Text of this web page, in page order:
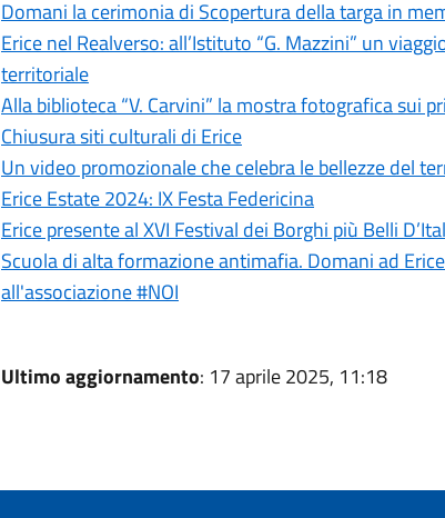
Domani la cerimonia di Scopertura della targa in
Erice nel Realverso: all’Istituto “G. Mazzini” un
territoriale
Alla biblioteca “V. Carvini” la mostra fotografica sui
Chiusura siti culturali di Erice
Un video promozionale che celebra le bellezze del
Erice Estate 2024: IX Festa Federicina
Erice presente al XVI Festival dei Borghi più Belli
Scuola di alta formazione antimafia. Domani ad
all'associazione #NOI
Ultimo aggiornamento: 17 aprile 2025, 11:18